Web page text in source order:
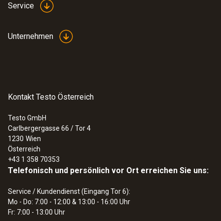
Service
Unternehmen
Kontakt Testo Österreich
Testo GmbH
Carlbergergasse 66 / Tor 4
1230 Wien
Österreich
+43 1 358 70353
Telefonisch und persönlich vor Ort erreichen Sie uns:
Service / Kundendienst (Eingang Tor 6):
Mo - Do: 7:00 - 12:00 & 13:00 - 16:00 Uhr
Fr: 7:00 - 13:00 Uhr